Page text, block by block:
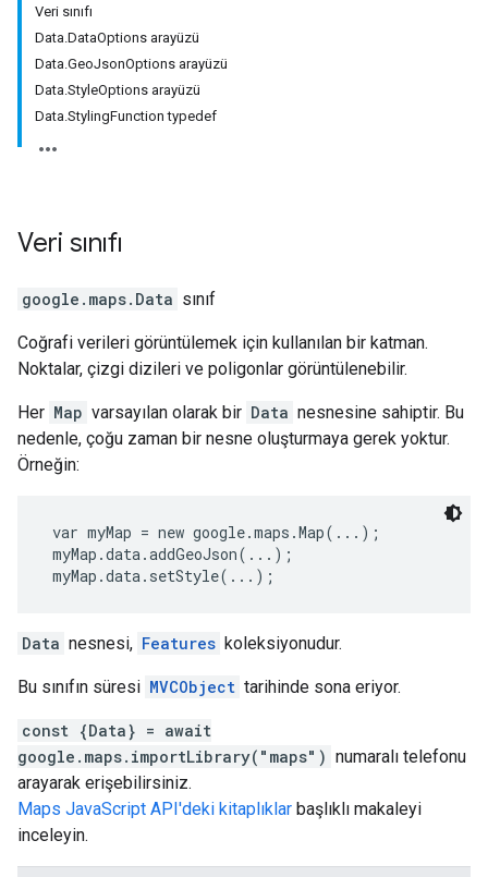
Veri sınıfı
Data.DataOptions arayüzü
Data.GeoJsonOptions arayüzü
Data.StyleOptions arayüzü
Data.StylingFunction typedef
Veri sınıfı
google.maps. Data sınıf
Coğrafi verileri görüntülemek için kullanılan bir katman.
Noktalar, çizgi dizileri ve poligonlar görüntülenebilir.
Her Map varsayılan olarak bir Data nesnesine sahiptir. Bu
nedenle, çoğu zaman bir nesne oluşturmaya gerek yoktur.
Örneğin:
var myMap = new google.maps.Map(...);
myMap.data.addGeoJson(...);
myMap.data.setStyle(...);
Data nesnesi, Features koleksiyonudur.
Bu sınıfın süresi MVCObject tarihinde sona eriyor.
const {Data} = await
google.maps.importLibrary("maps") numaralı telefonu
arayarak erişebilirsiniz.
Maps JavaScript API'deki kitaplıklar başlıklı makaleyi
inceleyin.